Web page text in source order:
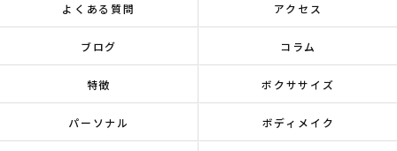
よくある質問 アクセス
ブログ コラム
特徴 ボクササイズ
パーソナル ボディメイク